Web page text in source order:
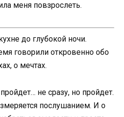
меня повзрослеть.
до глубокой ночи.
говорили откровенно обо
о мечтах.
не сразу, но пройдет.
послушанием. И о